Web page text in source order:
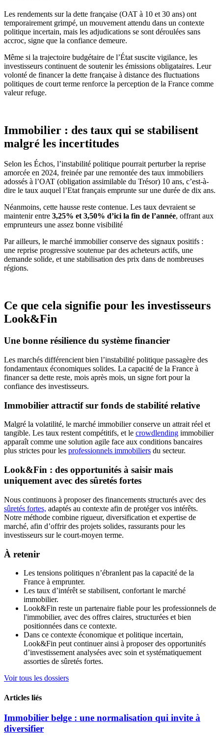
Les rendements sur la dette française (OAT à 10 et 30 ans) ont
temporairement grimpé, un mouvement attendu dans un contexte
politique incertain, mais les adjudications se sont déroulées sans
accroc, signe que la confiance demeure.
Même si la trajectoire budgétaire de l’État suscite vigilance, les
investisseurs continuent de soutenir les émissions obligataires. Leur
volonté de financer la dette française à distance des fluctuations
politiques de court terme renforce la perception de la France comme
valeur refuge.
Immobilier : des taux qui se stabilisent
malgré les incertitudes
Selon les Échos, l’instabilité politique pourrait perturber la reprise
amorcée en 2024, freinée par une remontée des taux immobiliers
adossés à l’OAT (obligation assimilable du Trésor) 10 ans, c’est-à-
dire le taux auquel l’Etat français emprunte sur une durée de dix ans.
Néanmoins, cette hausse reste contenue. Les taux devraient se
maintenir entre 3,25% et 3,50% d’ici la fin de l’année, offrant aux
emprunteurs une assez bonne visibilité
Par ailleurs, le marché immobilier conserve des signaux positifs :
une reprise progressive soutenue par des acheteurs actifs, une
demande solide, et une stabilisation des prix dans de nombreuses
régions.
Ce que cela signifie pour les investisseurs
Look&Fin
Une bonne résilience du système financier
Les marchés différencient bien l’instabilité politique passagère des
fondamentaux économiques solides. La capacité de la France à
financer sa dette reste, mois après mois, un signe fort pour la
confiance des investisseurs.
Immobilier attractif sur fonds de stabilité relative
Malgré la volatilité, le marché immobilier conserve un attrait réel et
tangible. Les taux restent compétitifs, et le crowdlending immobilier
apparaît comme une solution agile face aux conditions bancaires
plus strictes pour les professionnels immobiliers du secteur.
Look&Fin : des opportunités à saisir mais
uniquement avec des sûretés fortes
Nous continuons à proposer des financements structurés avec des
sûretés fortes, adaptés au contexte afin de protéger vos intérêts.
Notre méthode combine rigueur, diversification et expertise de
marché, afin d’offrir des projets solides, rassurants pour les
investisseurs sur le court-moyen terme.
À retenir
Les tensions politiques n’ébranlent pas la capacité de la
France à emprunter.
Les taux d’intérêt se stabilisent, confortant le marché
immobilier.
Look&Fin reste un partenaire fiable pour les professionnels de
l'immobilier, avec des offres claires, structurées et bien
positionnées dans ce contexte.
Dans ce contexte économique et politique incertain,
Look&Fin peut continuer ainsi à proposer des opportunités
d’investissement analysées avec soin et systématiquement
assorties de sûretés fortes.
Voir tous les dossiers
Articles liés
Immobilier belge : une normalisation qui invite à
diversifier